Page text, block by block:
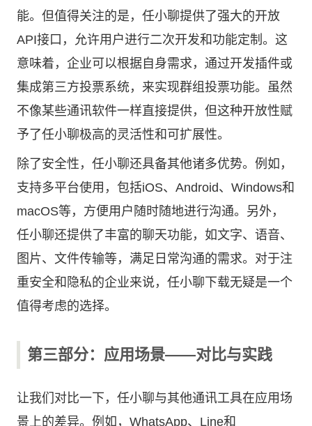
能。但值得关注的是，任小聊提供了强大的开放
API接口，允许用户进行二次开发和功能定制。这
意味着，企业可以根据自身需求，通过开发插件或
集成第三方投票系统，来实现群组投票功能。虽然
不像某些通讯软件一样直接提供，但这种开放性赋
予了任小聊极高的灵活性和可扩展性。
除了安全性，任小聊还具备其他诸多优势。例如，
支持多平台使用，包括iOS、Android、Windows和
macOS等，方便用户随时随地进行沟通。另外，
任小聊还提供了丰富的聊天功能，如文字、语音、
图片、文件传输等，满足日常沟通的需求。对于注
重安全和隐私的企业来说， 任小聊下载无疑是一个
值得考虑的选择。
第三部分：应用场景——对比与实践
让我们对比一下，任小聊与其他通讯工具在应用场
景上的差异。例如，WhatsApp、Line和